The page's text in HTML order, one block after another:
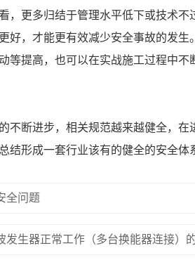
，更多归结于管理水平低下或技术
好，才能更有效减少安全事故的发
等提高，也可以在实战施工过程中
不断进步，相关规范越来越健全，
结形成一套行业该有的健全的安全体
全问题
发生器正常工作（多台换能器连接）